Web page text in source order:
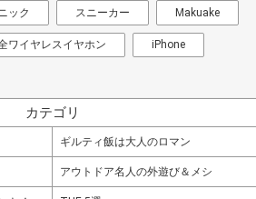
ック スニーカー Makuake
ワイヤレスイヤホン iPhone
カテゴリ
ギルティ飯は大人のロマン
アウトドア名人の外遊び＆メシ